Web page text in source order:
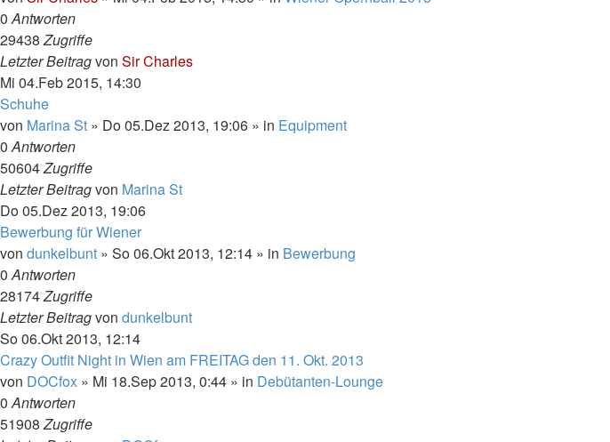
0Antworten
29438Zugriffe
Letzter Beitragvon Sir Charles
Mi 04.Feb 2015, 14:30
Schuhe
von Marina St » Do 05.Dez 2013, 19:06 » in Equipment
0Antworten
50604Zugriffe
Letzter Beitragvon Marina St
Do 05.Dez 2013, 19:06
Bewerbung für Wiener
von dunkelbunt » So 06.Okt 2013, 12:14 » in Bewerbung
0Antworten
28174Zugriffe
Letzter Beitragvon dunkelbunt
So 06.Okt 2013, 12:14
Crazy Outfit Night in Wien am FREITAG den 11. Okt. 2013
von DOCfox » Mi 18.Sep 2013, 0:44 » in Debütanten-Lounge
0Antworten
51908Zugriffe